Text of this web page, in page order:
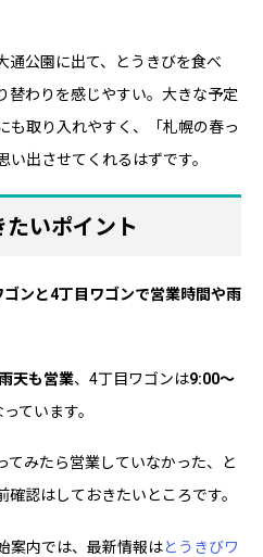
通公園に出て、とうきびを食べ
替わりを感じやすい。大きな予定
も取り入れやすく、「札幌の春っ
出させてくれるはずです。
いポイント
ゴンと4丁目ワゴンで営業時間や雨
天も営業、4丁目ワゴンは9:00〜
っています。
てみたら営業していなかった、と
認はしておきたいところです。
案内では、最新情報はとうきびワ